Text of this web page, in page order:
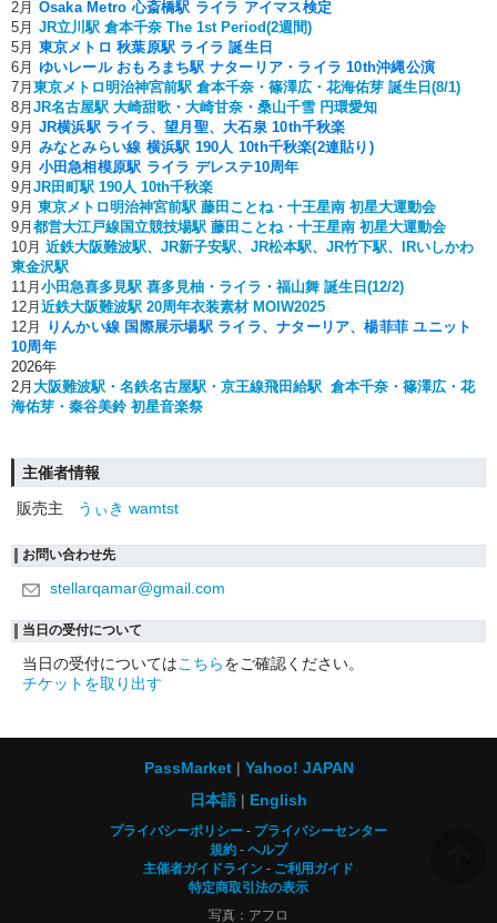
2月 Osaka Metro 心斎橋駅 ライラ アイマス検定
5月 JR立川駅 倉本千奈 The 1st Period(2週間)
5月 東京メトロ 秋葉原駅 ライラ 誕生日
6月 ゆいレール おもろまち駅 ナターリア・ライラ 10th沖縄公演
7月 東京メトロ明治神宮前駅 倉本千奈・篠澤広・花海佑芽 誕生日(8/1)
8月 JR名古屋駅 大崎甜歌・大崎甘奈・桑山千雪 円環愛知
9月 JR横浜駅 ライラ、望月聖、大石泉 10th千秋楽
9月 みなとみらい線 横浜駅 190人 10th千秋楽(2連貼り)
9月 小田急相模原駅 ライラ デレステ10周年
9月 JR田町駅 190人 10th千秋楽
9月 東京メトロ明治神宮前駅 藤田ことね・十王星南 初星大運動会
9月 都営大江戸線国立競技場駅 藤田ことね・十王星南 初星大運動会
10月 近鉄大阪難波駅、JR新子安駅、JR松本駅、JR竹下駅、IRいしかわ
東金沢駅
11月 小田急喜多見駅 喜多見柚・ライラ・福山舞 誕生日(12/2)
12月 近鉄大阪難波駅 20周年衣装素材 MOIW2025
12月
りんかい線 国際展示場駅 ライラ、ナターリア、楊菲菲 ユニット
10周年
2026年
2月 大阪難波駅・名鉄名古屋駅・京王線飛田給駅 倉本千奈・篠澤広・花
海佑芽・秦谷美鈴 初星音楽祭
主催者情報
販売主
うぃき wamtst
お問い合わせ先
stellarqamar@gmail.com
当日の受付について
当日の受付についてはこちらをご確認ください。
チケットを取り出す
PassMarket
Yahoo! JAPAN
日本語
English
プライバシーポリシー
プライバシーセンター
規約
ヘルプ
主催者ガイドライン
ご利用ガイド
特定商取引法の表示
写真：アフロ